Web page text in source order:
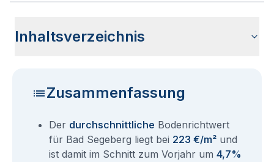
Inhaltsverzeichnis
Zusammenfassung
Der durchschnittliche Bodenrichtwert
für Bad Segeberg liegt bei 223 €/m² und
ist damit im Schnitt zum Vorjahr um 4,7%